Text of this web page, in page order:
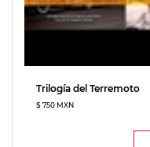
Trilogía del Terremoto
$ 750 MXN